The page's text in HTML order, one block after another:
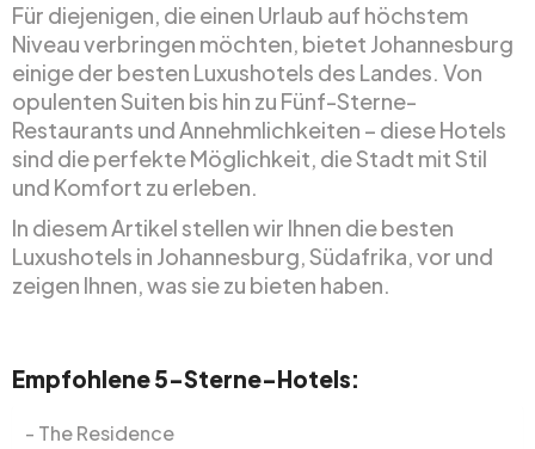
Für diejenigen, die einen Urlaub auf höchstem
Niveau verbringen möchten, bietet Johannesburg
einige der besten Luxushotels des Landes. Von
opulenten Suiten bis hin zu Fünf-Sterne-
Restaurants und Annehmlichkeiten – diese Hotels
sind die perfekte Möglichkeit, die Stadt mit Stil
und Komfort zu erleben.
In diesem Artikel stellen wir Ihnen die besten
Luxushotels in Johannesburg, Südafrika, vor und
zeigen Ihnen, was sie zu bieten haben.
Empfohlene 5-Sterne-Hotels:
The Residence